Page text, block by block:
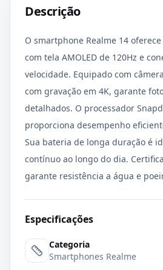
Descrição
O smartphone Realme 14
com tela AMOLED de 120Hz e
velocidade. Equipado com
com gravação em 4K, garante
detalhados. O processador
proporciona desempenho
Sua bateria de longa duração é
contínuo ao longo do dia.
garante resistência a água e
Especificações
Categoria
Smartphones Realme